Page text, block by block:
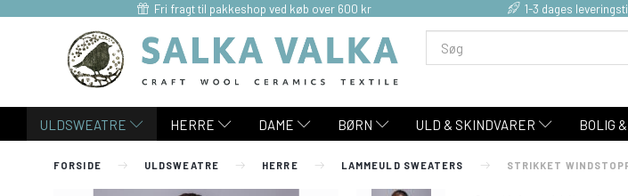
Fri fragt til pakkeshop ved køb over 600 kr 1-3 dages
ULDSWEATRE HERRE DAME BØRN ULD & SKINDVARER BOLIG
FORSIDE ULDSWEATRE HERRE LAMMEULD SWEATERS STRIKKET